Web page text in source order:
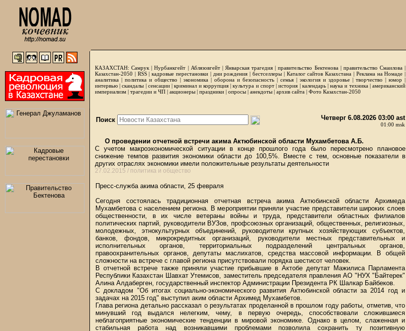
КАЗАХСТАН: Самрук |Нурбанкгейт | Аблязовгейт| Январская трагедия |правительство Бектенова| правительство Смаилова|
Казахстан-2050 | RSS|кадровые перестановки| дни рождения | бестселлеры| Каталог сайтов Казахстана | Реклама на Номаде |
аналитика | политика и общество | экономика | оборона и безопасность | семья | экология и здоровье | творчество | юмор |
интервью |скандалы | сенсации|криминал и коррупция|культура и спорт|история | календарь|наука и техника|американский
империализм | трагедии и ЧП | акционеры | праздники | опросы | анекдоты | архив сайта | Фото Казахстан-2050
Поиск Четверг 6.08.2026 03:00 ast
01:00 msk
О проведении отчетной встречи акима Актюбинской области Мухамбетова А.Б.
С учетом макроэкономической ситуации в конце прошлого года было пересмотрено плановое
снижение темпов развития экономики области до 100,5%. Вместе с тем, основные показатели в
других отраслях экономики имели положительные результаты деятельности
27.02.2015 / политика и общество
Пресс-служба акима области, 25 февраля
Сегодня состоялась традиционная отчетная встреча акима Актюбинской области Архимеда
Мухамбетова с населением региона. В мероприятии приняли участие представители широких слоев
общественности, в их числе ветераны войны и труда, представители областных филиалов
политических партий, руководители ВУЗов, профсоюзных организаций, общественных, религиозных,
молодежных, этнокультурных объединений, руководители крупных хозяйствующих субъектов,
банков, фондов, микрокредитных организаций, руководители местных представительных и
исполнительных органов, территориальных подразделений центральных органов,
правоохранительных органов, депутаты маслихатов, средства массовой информации. В общей
сложности на встрече с главой региона присутствовали порядка шестисот человек.
В отчетной встрече также приняли участие прибывшие в Актобе депутат Мажилиса Парламента
Республики Казахстан Шавхат Утемисов, заместитель председателя правления АО "НУХ "Байтерек"
Алина Алдаберген, государственный инспектор Администрации Президента РК Шалкар Байбеков.
С докладом "Об итогах социально-экономического развития Актюбинской области за 2014 год и
задачах на 2015 год" выступил аким области Архимед Мухамбетов.
Глава региона детально рассказал о результатах проделанной в прошлом году работы, отметив, что
минувший год выдался нелегким, чему, в первую очередь, способствовали сложившиеся
неблагоприятные экономические тенденции в мировой экономике. Однако в целом, слаженная и
стабильная работа над возникавшими проблемами позволила сохранить ту позитивную